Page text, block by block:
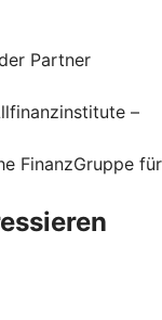
Partner
–
FinanzGruppe für